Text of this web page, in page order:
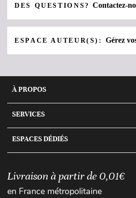
DES QUESTIONS?Contactez-
ESPACE AUTEUR(S):Gérez
À PROPOS
SERVICES
ESPACES DÉDIÉS
Livraison à partir de 0,01€
en France métropolitaine